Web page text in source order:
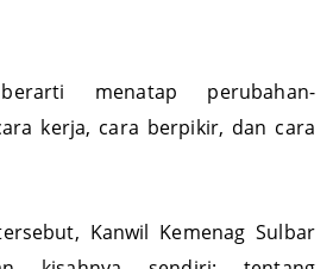
negara dalam kehidupan
menatap perubahan-
kerja, cara berpikir, dan cara
Kanwil Kemenag Sulbar